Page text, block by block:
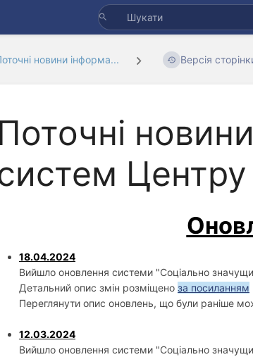
новини інформа... Версія
Поточні
Центру
18.04.2024
Вийшло оновлення системи "Соціально
Детальний опис змін розміщено за посиланням
Переглянути опис оновлень, що були раніше
12.03.2024
Вийшло оновлення системи "Соціально